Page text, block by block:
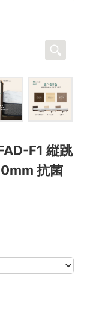
F1 縦跳
抗菌